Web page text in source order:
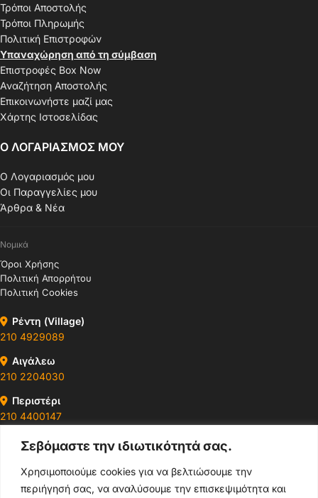
Σεβόμαστε την ιδιωτικότητά σας.
Χρησιμοποιούμε cookies για να βελτιώσουμε την
περιήγησή σας, να αναλύσουμε την επισκεψιμότητα και
Τρόποι Αποστολής
Τρόποι Πληρωμής
Πολιτική Επιστροφών
Υπαναχώρηση από τη σύμβαση
Επιστροφές Box Now
Αναζήτηση Αποστολής
Επικοινωνήστε μαζί μας
Χάρτης Ιστοσελίδας
Ο ΛΟΓΑΡΙΑΣΜΟΣ ΜΟΥ
Ο Λογαριασμός μου
Οι Παραγγελίες μου
Άρθρα & Νέα
Νομικά
Όροι Χρήσης
Πολιτική Απορρήτου
Πολιτική Cookies
Ρέντη (Village)
210 4929089
Αιγάλεω
210 2204030
Περιστέρι
210 4400147
Ωράρια & Διευθύνσεις →
210 4929089